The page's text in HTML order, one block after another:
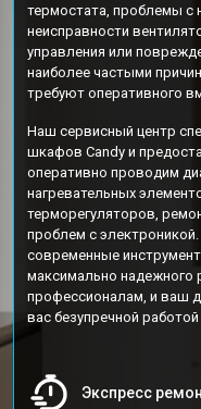
термостата, проблемы с
неисправности
управления или
наиболее частыми
требуют оперативного
Наш сервисный центр
шкафов Candy и
оперативно проводим
нагревательных
терморегуляторов,
проблем с
современные
максимально надежного
профессионалам, и ваш
вас безупречной
Экспресс